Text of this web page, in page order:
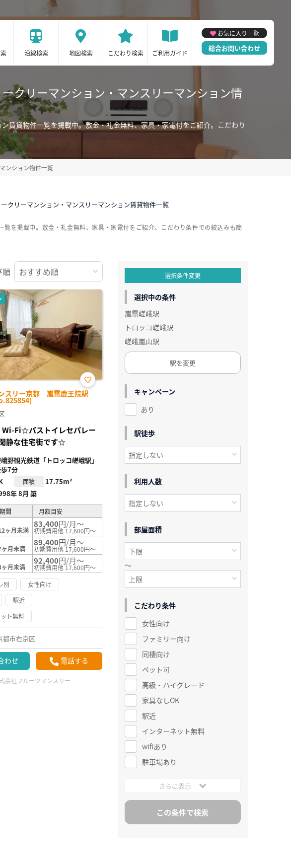
沿線検索 地図検索 こだわり検索 ご利用ガイド
お気に入り一覧
総合お問い合わせ
クリーマンション・マンスリーマンション情
賃貸物件一覧を掲載中。敷金・礼金無料、家具・家電付をご紹介。こだわり
ンション物件一覧
クリーマンション・マンスリーマンション賃貸物件一覧
順
スリー京都 嵐電鹿王院駅
お気
に入
Wi-Fi☆バストイレセパレー
静な住宅街です☆
野観光鉄道「トロッコ嵯峨駅」
7分
面積 17.75m²
年 8月 築
間
月額目安
ヶ月未満
83,400円/月～
初期費用他 17,600円～
月未満
89,400円/月～
初期費用他 17,600円～
月未満
92,400円/月～
初期費用他 17,600円～
別
女性向け
駅近
ト無料
都市右京区
わせ 電話する
会社フルーツマンスリー
を掲載中。敷金・礼金無料、家具・家電付をご紹介。こだわり条件での絞込みも簡
選択条件変更
選択中の条件
嵐電嵯峨駅
トロッコ嵯峨駅
嵯峨嵐山駅
駅を変更
キャンペーン
あり
駅徒歩
利用人数
部屋面積
～
こだわり条件
女性向け
ファミリー向け
同棲向け
ペット可
高級・ハイグレード
家具なしOK
駅近
インターネット無料
wifiあり
駐車場あり
さらに表示